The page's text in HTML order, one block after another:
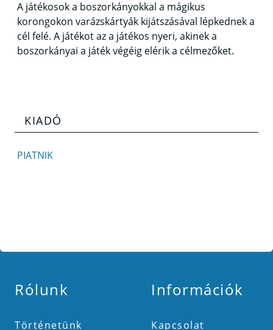
A játékosok a boszorkányokkal a mágikus
korongokon varázskártyák kijátszásával lépkednek a
cél felé. A játékot az a játékos nyeri, akinek a
boszorkányai a játék végéig elérik a célmezőket.
KIADÓ
PIATNIK
Rólunk
Történetünk
Információk
Kapcsolat